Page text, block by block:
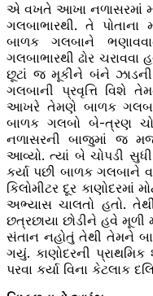
એ વખતે આખા નળાસરમાં
ગલબાભારથી. તે
બાળક ગલબાને
ગલબાભારથી ઢોર
છૂટાં જ મૂકીને બંને
ગલબાની પ્રવૃત્તિ વિશે
આખરે તેમણે બાળક
બાળક ગલબો બે-ત્રણ
નળાસરની બાજુમાં જ
આવ્યો. ત્યાં બે ચોપડી
કર્યા પછી બાળક ગલબાને
કિલોમીટર દૂર કાણોદરમાં
અભ્યાસ ચાલતો હતો.
છત્રછાયા છોડીને હવે
સંતાન નહોતું તેથી તેમને
ગયું. કાણોદરની
પરવા કર્યા વિના કેટલાક